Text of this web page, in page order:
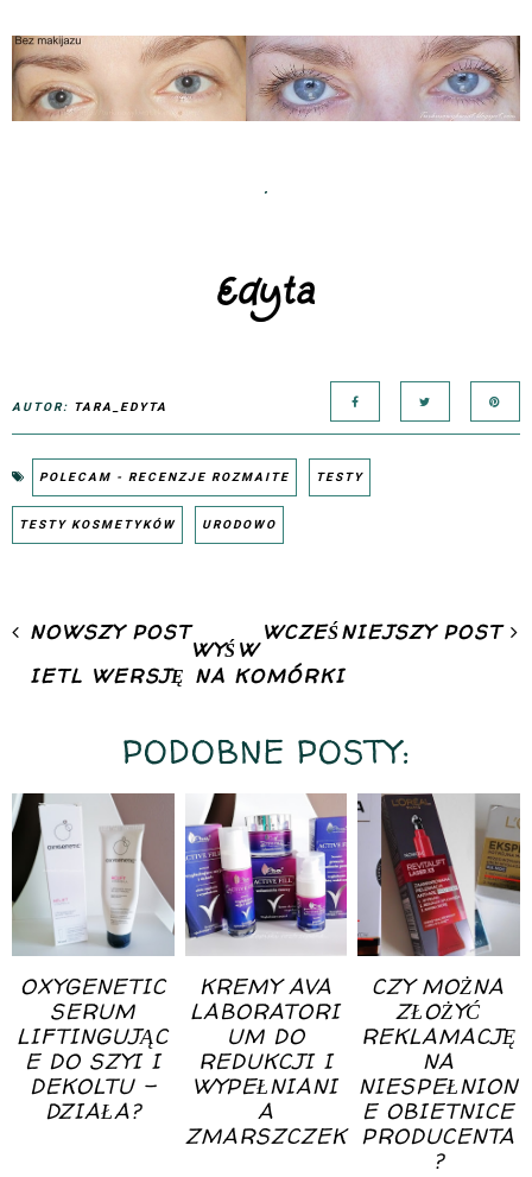
.
AUTOR: TARA_EDYTA
POLECAM - RECENZJE ROZMAITE TESTY
TESTY KOSMETYKÓW URODOWO
NOWSZY POST WCZEŚNIEJSZY POST
WYŚW
IETL WERSJĘ NA KOMÓRKI
PODOBNE POSTY:
OXYGENETIC
SERUM
LIFTINGUJĄC
E DO SZYI I
DEKOLTU -
DZIAŁA?
KREMY AVA
LABORATORI
UM DO
REDUKCJI I
WYPEŁNIANI
A
ZMARSZCZEK
CZY MOŻNA
ZŁOŻYĆ
REKLAMACJĘ
NA
NIESPEŁNION
E OBIETNICE
PRODUCENTA
?